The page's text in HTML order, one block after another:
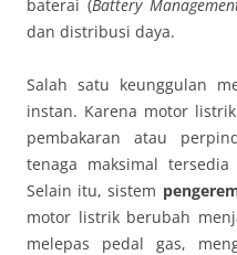
baterai (Battery
dan distribusi daya.
Salah satu keunggulan
instan. Karena motor
pembakaran atau
tenaga maksimal
Selain itu, sistem
motor listrik berubah
melepas pedal gas,